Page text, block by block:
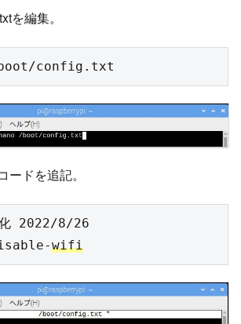
を編集。
config.txt
ドを追記。
2022/8/26
wifi